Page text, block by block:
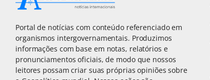
Portal de notícias com conteúdo referenciado em
organismos intergovernamentais. Produzimos
informações com base em notas, relatórios e
pronunciamentos oficiais, de modo que nossos
leitores possam criar suas próprias opiniões sobre